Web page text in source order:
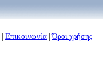
| Επικοινωνία |Όροι χρήσης